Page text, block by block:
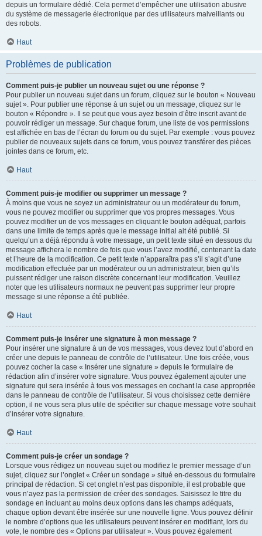
depuis un formulaire dédié. Cela permet d’empêcher une utilisation abusive
du système de messagerie électronique par des utilisateurs malveillants ou
des robots.
Haut
Problèmes de publication
Comment puis-je publier un nouveau sujet ou une réponse ?
Pour publier un nouveau sujet dans un forum, cliquez sur le bouton « Nouveau
sujet ». Pour publier une réponse à un sujet ou un message, cliquez sur le
bouton « Répondre ». Il se peut que vous ayez besoin d’être inscrit avant de
pouvoir rédiger un message. Sur chaque forum, une liste de vos permissions
est affichée en bas de l’écran du forum ou du sujet. Par exemple : vous pouvez
publier de nouveaux sujets dans ce forum, vous pouvez transférer des pièces
jointes dans ce forum, etc.
Haut
Comment puis-je modifier ou supprimer un message ?
À moins que vous ne soyez un administrateur ou un modérateur du forum,
vous ne pouvez modifier ou supprimer que vos propres messages. Vous
pouvez modifier un de vos messages en cliquant le bouton adéquat, parfois
dans une limite de temps après que le message initial ait été publié. Si
quelqu’un a déjà répondu à votre message, un petit texte situé en dessous du
message affichera le nombre de fois que vous l’avez modifié, contenant la date
et l’heure de la modification. Ce petit texte n’apparaîtra pas s’il s’agit d’une
modification effectuée par un modérateur ou un administrateur, bien qu’ils
puissent rédiger une raison discrète concernant leur modification. Veuillez
noter que les utilisateurs normaux ne peuvent pas supprimer leur propre
message si une réponse a été publiée.
Haut
Comment puis-je insérer une signature à mon message ?
Pour insérer une signature à un de vos messages, vous devez tout d’abord en
créer une depuis le panneau de contrôle de l’utilisateur. Une fois créée, vous
pouvez cocher la case « Insérer une signature » depuis le formulaire de
rédaction afin d’insérer votre signature. Vous pouvez également ajouter une
signature qui sera insérée à tous vos messages en cochant la case appropriée
dans le panneau de contrôle de l’utilisateur. Si vous choisissez cette dernière
option, il ne vous sera plus utile de spécifier sur chaque message votre souhait
d’insérer votre signature.
Haut
Comment puis-je créer un sondage ?
Lorsque vous rédigez un nouveau sujet ou modifiez le premier message d’un
sujet, cliquez sur l’onglet « Créer un sondage » situé en-dessous du formulaire
principal de rédaction. Si cet onglet n’est pas disponible, il est probable que
vous n’ayez pas la permission de créer des sondages. Saisissez le titre du
sondage en incluant au moins deux options dans les champs adéquats,
chaque option devant être insérée sur une nouvelle ligne. Vous pouvez définir
le nombre d’options que les utilisateurs peuvent insérer en modifiant, lors du
vote, le nombre des « Options par utilisateur ». Vous pouvez également